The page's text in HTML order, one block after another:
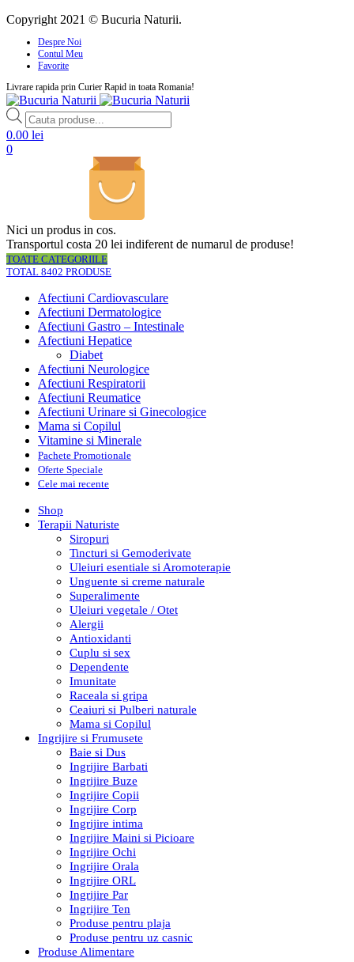
Copyright 2021 © Bucuria Naturii.
Despre Noi
Contul Meu
Favorite
Livrare rapida prin Curier Rapid in toata Romania!
Products
search
0.00 lei
0
Nici un produs in cos.
Transportul costa 20 lei indiferent de numarul de produse!
TOATE CATEGORIILE
TOTAL 8402 PRODUSE
Afectiuni Cardiovasculare
Afectiuni Dermatologice
Afectiuni Gastro – Intestinale
Afectiuni Hepatice
Diabet
Afectiuni Neurologice
Afectiuni Respiratorii
Afectiuni Reumatice
Afectiuni Urinare si Ginecologice
Mama si Copilul
Vitamine si Minerale
Pachete Promotionale
Oferte Speciale
Cele mai recente
Shop
Terapii Naturiste
Siropuri
Tincturi si Gemoderivate
Uleiuri esentiale si Aromoterapie
Unguente si creme naturale
Superalimente
Uleiuri vegetale / Otet
Alergii
Antioxidanti
Cuplu si sex
Dependente
Imunitate
Raceala si gripa
Ceaiuri si Pulberi naturale
Mama si Copilul
Ingrijire si Frumusete
Baie si Dus
Ingrijire Barbati
Ingrijire Buze
Ingrijire Copii
Ingrijire Corp
Ingrijire intima
Ingrijire Maini si Picioare
Ingrijire Ochi
Ingrijire Orala
Ingrijire ORL
Ingrijire Par
Ingrijire Ten
Produse pentru plaja
Produse pentru uz casnic
Produse Alimentare